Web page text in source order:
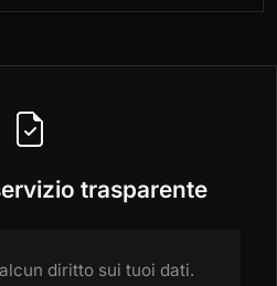
trasparente
diritto sui tuoi dati.